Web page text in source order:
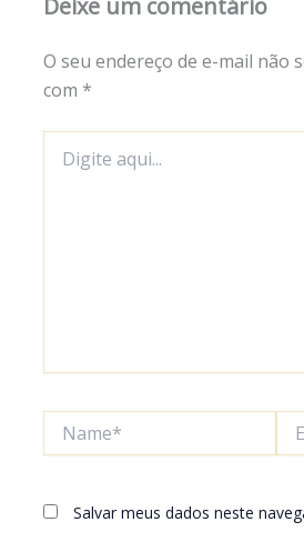
Deixe um comentário
O seu endereço de e-mail não
com *
aqui...
Salvar meus dados neste